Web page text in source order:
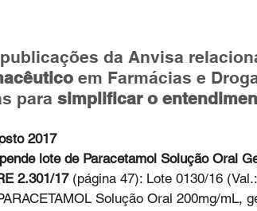
da Anvisa
em Farmácias e
para simplificar o
2017
lote de Paracetamol Solução Oral
2.301/17 (página 47): Lote 0130/16
Solução Oral 200mg/mL,